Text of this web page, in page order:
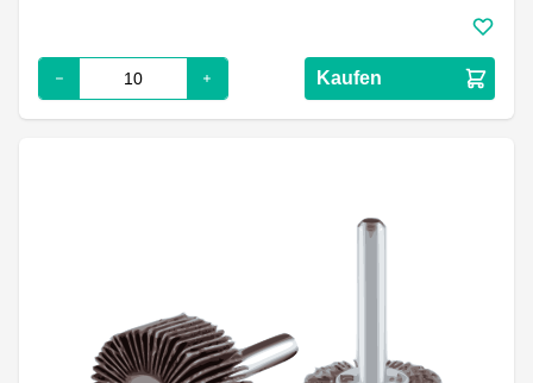
Kaufen